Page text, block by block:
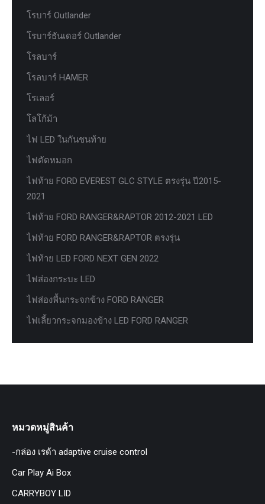
โรบาร์ Outlander
โรบาร์ธันเดอร์ Outlander
โรลบาร์
โรลบาร์ HAMER
โรเลอร์
โลโก้ม้า
ไฟ LED ในกันชนท้าย
ไฟตัดหมอก
ไฟท้าย FORD EVEREST GLC STYLE ตรงรุ่น ปี2015-
2021
ไฟท้าย FORD RANGER&RAPTOR 2012-2021 LED
ไฟท้าย FORD RANGER&RAPTOR ตรงรุ่น
ไฟท้าย LED FORD NEXT GEN 2022
ไฟส่องกระบะ LED
ไฟส่องพื้นกระจกข้าง FORD RANGER
ไฟเลี้ยวกระจกมองข้าง LED FORD RANGER
หมวดหมู่สินค้า
-กล่อง เรด้า adaptive cruise control
Car Play Ai Box
CARRYBOY LID